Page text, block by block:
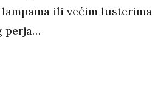
ili većim lusterima
perja…